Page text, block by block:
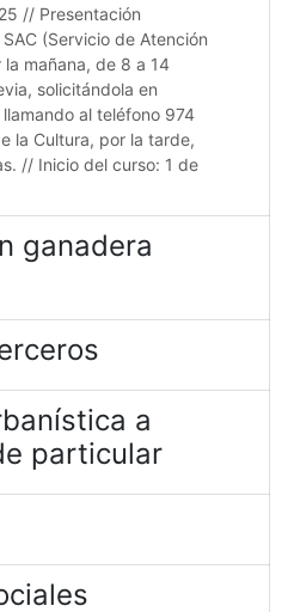
// Presentación
(Servicio de Atención
mañana, de 8 a 14
solicitándola en
al teléfono 974
la Cultura, por la tarde,
// Inicio del curso: 1 de
ganadera
a
particular